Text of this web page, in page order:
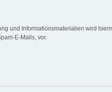
und Informationsmaterialien wird
E-Mails, vor.